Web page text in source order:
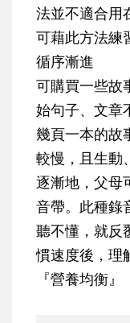
法並不適合用
可藉此方法練
循序漸進
可購買一些故
始句子、文章
幾頁一本的故
較慢，且生動
逐漸地，父母
音帶。此種錄
聽不懂，就反
慣速度後，理
『營養均衡』